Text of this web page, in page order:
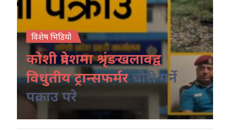
विशेष भिडियो
कोशी प्रदेशमा श्रृंङखलावद्व
विधुतीय ट्रान्सफर्मरचोरी गर्ने
पक्राउ परे